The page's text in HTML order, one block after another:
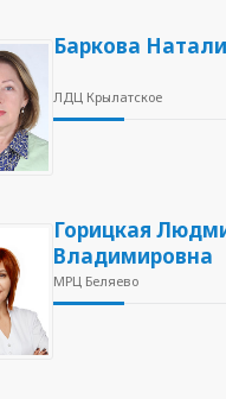
Баркова
ЛДЦ Крылатское
Горицкая
Владимировна
МРЦ Беляево